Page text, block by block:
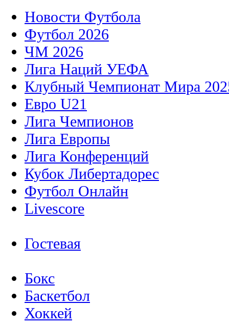
Новости Футбола
Футбол 2026
ЧМ 2026
Лига Наций УЕФА
Клубный Чемпионат Мира
Евро U21
Лига Чемпионов
Лига Европы
Лига Конференций
Кубок Либертадорес
Футбол Онлайн
Livescore
Гостевая
Бокс
Баскетбол
Хоккей